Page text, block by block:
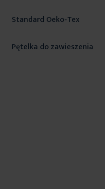
Standard Oeko-Tex
Pętelka do zawieszenia